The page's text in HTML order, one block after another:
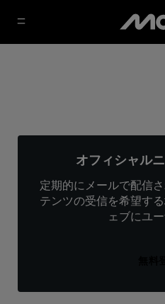
オフィシャル
定期的にメールで配信
テンツの受信を希望す
ェブにユ